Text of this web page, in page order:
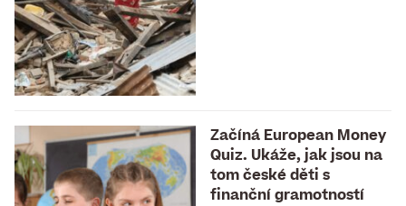
Začíná European Money
Quiz. Ukáže, jak jsou na
tom české děti s
finanční gramotností